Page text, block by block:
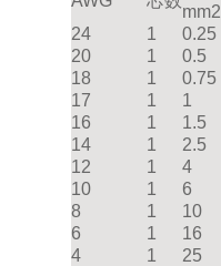
mm2
24
1 0.25
20
1 0.5
18
1 0.75
17
1 1
16
1 1.5
14
1 2.5
12
1 4
10
1 6
8
1 10
6
1 16
4
1 25